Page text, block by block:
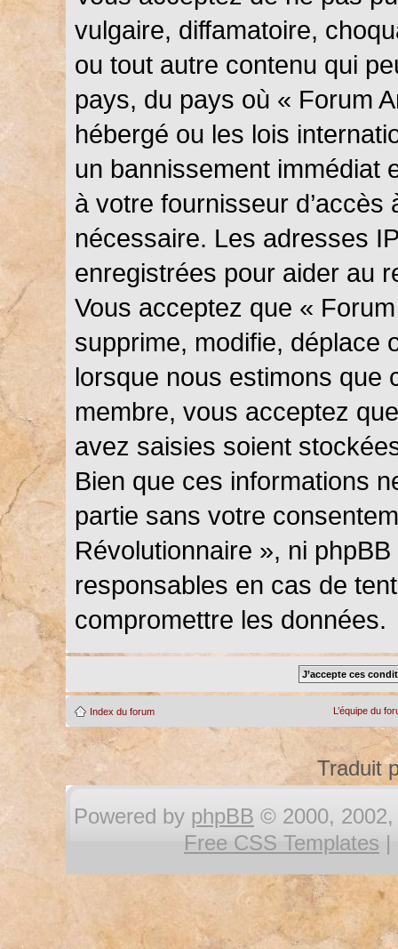
vulgaire, diffamatoire,
ou tout autre contenu qui
pays, du pays où « Forum
hébergé ou les lois
un bannissement immédiat
à votre fournisseur
nécessaire. Les adresses
enregistrées pour aider au
Vous acceptez que «
supprime, modifie, déplace
lorsque nous estimons que
membre, vous acceptez
avez saisies soient
Bien que ces informations
partie sans votre
Révolutionnaire », ni
responsables en cas de
compromettre les données.
Index du forum L’équipe du
Traduit
Powered by phpBB © 2000, 2002,
Free CSS Templates |